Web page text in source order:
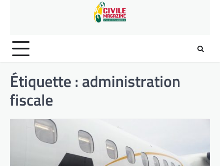
Étiquette : administration
fiscale